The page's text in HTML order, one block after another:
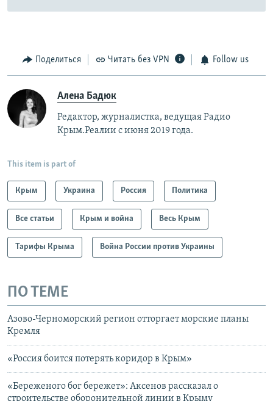
Поделиться Читать без VPN Follow us
Алена Бадюк
Редактор, журналистка, ведущая Радио
Крым.Реалии с июня 2019 года.
This item is part of
Крым Украина Россия Политика
Все статьи Крым и война Весь Крым
Тарифы Крыма Война России против Украины
ПО ТЕМЕ
Азово-Черноморский регион отторгает морские планы
Кремля
«Россия боится потерять коридор в Крым»
«Береженого бог бережет»: Аксенов рассказал о
строительстве оборонительной линии в Крыму